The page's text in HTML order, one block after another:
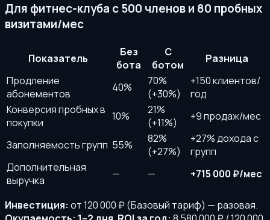
Для фитнес-клуба с 500 членов и 80 пробных
визитами/мес
Показатель
Без
бота
С
ботом
Разница
Продление
абонементов
40%
70%
(+30%)
+150 клиентов/
год
Конверсия пробных в
покупки
10%
21%
(+11%)
+9 продаж/мес
Заполняемость групп 55%
82%
(+27%)
+27% дохода с
групп
Дополнительная
выручка
— — +715 000 ₽/мес
Инвестиция: от 120 000 ₽ (Базовый тариф) — разовая.